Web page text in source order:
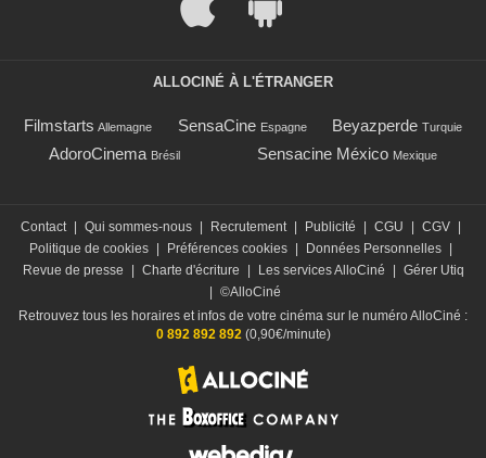
ALLOCINÉ À L'ÉTRANGER
Filmstarts Allemagne SensaCine Espagne Beyazperde Turquie
AdoroCinema Brésil Sensacine México Mexique
Contact | Qui sommes-nous | Recrutement | Publicité | CGU | CGV |
Politique de cookies | Préférences cookies | Données Personnelles |
Revue de presse
| Charte d'écriture | Les services AlloCiné | Gérer Utiq
| ©AlloCiné
Retrouvez tous les horaires et infos de votre cinéma sur le numéro AlloCiné :
0 892 892 892 (0,90€/minute)